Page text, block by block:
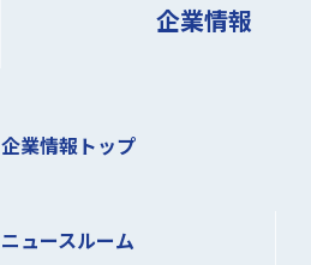
企業情報
企業情報トップ
ニュースルーム